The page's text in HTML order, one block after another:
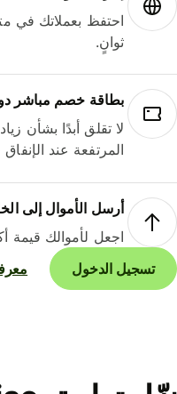
احتفظ بعملاتك في
ثوانٍ.
بطاقة خصم مباشر
لا تقلق أبدًا بشأن
المرتفعة عند الإنفاق
أرسل الأموال إلى
اجعل لأموالك قيمة
تسجيل الدخول
معرفة